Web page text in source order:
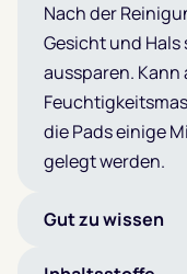
Nach der
Gesicht und
aussparen.
die Pads einige
gelegt werden.
Gut zu wissen